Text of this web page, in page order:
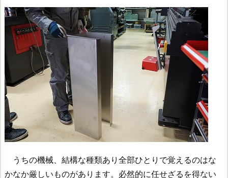
うちの機械、結構な種類あり全部ひとりで覚えるのはな
かなか厳しいものがあります。必然的に任せざるを得ない